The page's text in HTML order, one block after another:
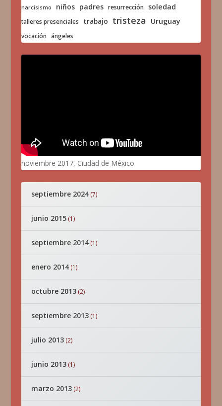
narcisismo niños padres resurrección soledad
talleres presenciales trabajo tristeza Uruguay
vocación ángeles
noviembre 2017, Ciudad de México
septiembre 2024(7)
junio 2015(1)
septiembre 2014(1)
enero 2014(1)
octubre 2013(2)
septiembre 2013(1)
julio 2013(2)
junio 2013(1)
marzo 2013(2)